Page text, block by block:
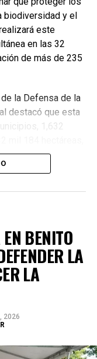
biodiversidad y el
este
en las 32
de más de 235
la Defensa de la
destacó que esta
1,632
de árboles,
de la dispersión de
año pierde más
y enfrenta daños
BENITO
LA
LA
2026